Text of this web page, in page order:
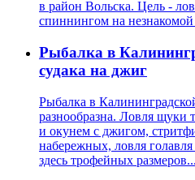
в район Вольска. Цель -
спиннингом на незнакомой
Рыбалка в
судака на джиг
Рыбалка в
разнообразна. Ловля щуки
и окунем с джигом,
набережных, ловля
здесь трофейных размеров...